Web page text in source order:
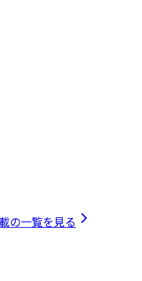
の一覧を見る